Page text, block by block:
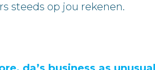
steeds op jou rekenen.